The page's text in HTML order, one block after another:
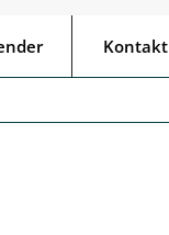
Kontakt